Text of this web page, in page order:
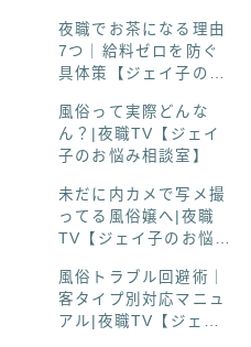
夜職でお茶になる理由
7つ｜給料ゼロを防ぐ
具体策【ジェイ子のお
風俗って実際どんな
ん？|夜職TV【ジェイ
子のお悩み相談室】
未だに内カメで写メ撮
ってる風俗嬢へ|夜職
TV【ジェイ子のお悩み
風俗トラブル回避術｜
客タイプ別対応マニュ
アル|夜職TV【ジェイ